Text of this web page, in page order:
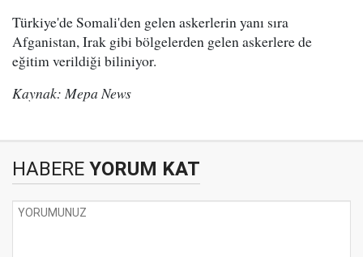
Türkiye'de Somali'den gelen askerlerin yanı sıra
Afganistan, Irak gibi bölgelerden gelen askerlere de
eğitim verildiği biliniyor.
Kaynak: Mepa News
HABERE YORUM KAT